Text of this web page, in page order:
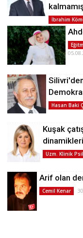
İbrahim
Hasan Baki
Kuşak
dinamikleri
Uzm. Klinik
Arif olan
Cemil Kenar